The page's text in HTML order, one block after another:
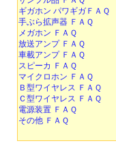
ギガホン パワギガＦＡＱ
手ぶら拡声器 ＦＡＱ
メガホン ＦＡＱ
放送アンプ ＦＡＱ
車載アンプ ＦＡＱ
スピーカ ＦＡＱ
マイクロホン ＦＡＱ
Ｂ型ワイヤレス ＦＡＱ
Ｃ型ワイヤレス ＦＡＱ
電源装置 ＦＡＱ
その他 ＦＡＱ